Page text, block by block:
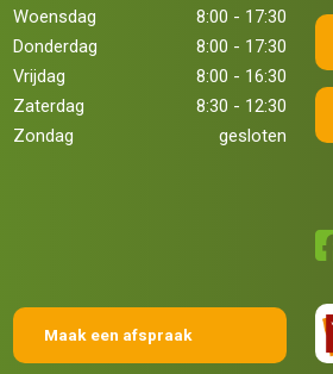
Woensdag
8:00 - 17:30
Donderdag
8:00 - 17:30
Vrijdag
8:00 - 16:30
Zaterdag
8:30 - 12:30
Zondag
gesloten
Maak een afspraak